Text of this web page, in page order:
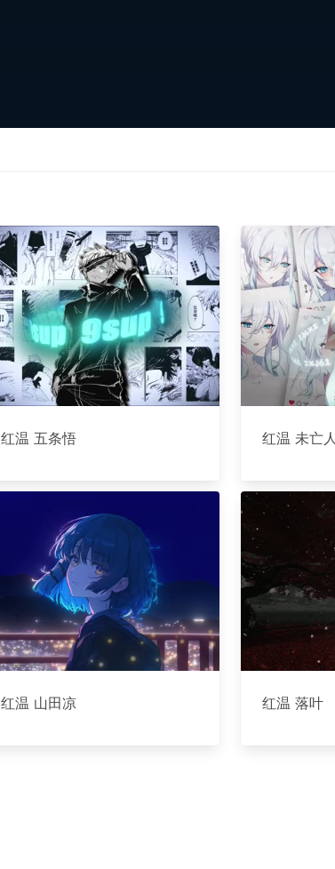
红温 五条悟 红温 未亡人
红温 山田凉 红温 落叶